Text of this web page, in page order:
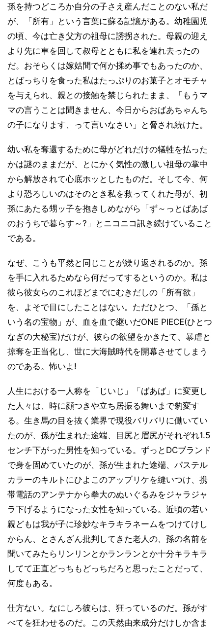
孫を持つどころか自分の子さえ産んだことのない私だ
が、「所有」という言葉に蘇る記憶がある。幼稚園児
の頃、今は亡き父方の祖母に誘拐された。母親の迎え
より先に車を回して叔母とともに私を連れ去ったの
だ。おそらくは嫁姑間で何か揉め事でもあったのか、
とばっちりを食った私はたっぷりのお菓子とオモチャ
を与えられ、親との接触を禁じられたまま、「もうマ
マの言うことは聞きません、今日からおばあちゃんち
の子になります、って言いなさい」と脅され続けた。
幼い私を奪還するために母がどれだけの犠牲を払った
かは謎のままだが、とにかく気性の激しい祖母の掌中
から解放されて心底ホッとしたものだ。そして今、何
より恐ろしいのはそのとき私を救ってくれた母が、初
孫にあたる甥ッ子を抱きしめながら「ず～っとばあば
のおうちで暮らす～?」とニコニコ訊き続けていること
である。
なぜ、こうも平然と同じことが繰り返されるのか。孫
を手に入れるためなら何だってするというのか。私は
彼ら彼女らのこれほどまでにむきだしの「所有欲」
を、よそで目にしたことはない。ただひとつ、「孫と
いう名の宝物」が、血を血で継いだONE PIECE(ひとつ
なぎの大秘宝)だけが、彼らの欲望をかきたて、暴虐と
掠奪を正当化し、世に大海賊時代を開幕させてしまう
のである。怖いよ!
人生における一人称を「じいじ」「ばあば」に変更し
た人々は、時に顔つきや立ち居振る舞いまで豹変す
る。生き馬の目を抜く業界で現役バリバリに働いてい
たのが、孫が生まれた途端、目尻と眉尻がそれぞれ1.5
センチ下がった男性を知っている。ずっとDCブランド
で身を固めていたのが、孫が生まれた途端、パステル
カラーのキルトにひよこのアップリケを縫いつけ、携
帯電話のアンテナから拳大のぬいぐるみをジャラジャ
ラ下げるようになった女性を知っている。近頃の若い
親どもは我が子に珍妙なキラキラネームをつけてけし
からん、とさんざん批判してきた老人の、孫の名前を
聞いてみたらリンリンとかランランとか十分キラキラ
してて正直どっちもどっちだろと思ったことだって、
何度もある。
仕方ない。なにしろ彼らは、狂っているのだ。孫がす
べてを狂わせるのだ。この天然由来成分だけしか含ま